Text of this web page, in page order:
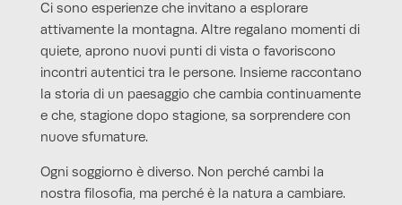
Ci sono esperienze che invitano a esplorare
attivamente la montagna. Altre regalano momenti di
quiete, aprono nuovi punti di vista o favoriscono
incontri autentici tra le persone. Insieme raccontano
la storia di un paesaggio che cambia continuamente
e che, stagione dopo stagione, sa sorprendere con
nuove sfumature.
Ogni soggiorno è diverso. Non perché cambi la
nostra filosofia, ma perché è la natura a cambiare.